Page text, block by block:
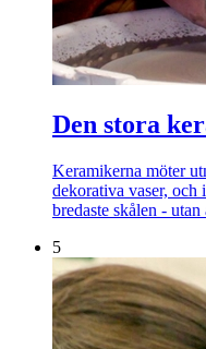
Den stora
Keramikerna möter
dekorativa vaser, och
bredaste skålen -
5